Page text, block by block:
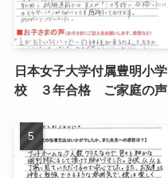
日本女子大学付属豊明小学
校 ３年合格 ご家庭の声